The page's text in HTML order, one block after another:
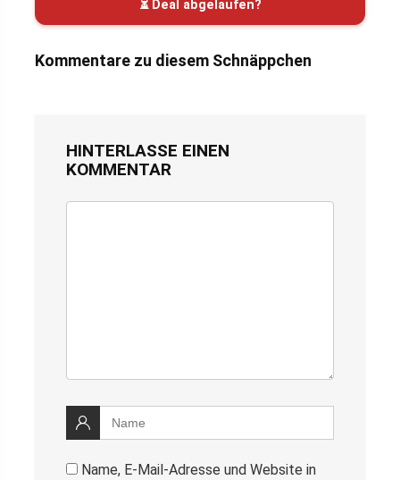
⏳ Deal abgelaufen?
Kommentare zu diesem Schnäppchen
HINTERLASSE EINEN
KOMMENTAR
Name, E-Mail-Adresse und Website in